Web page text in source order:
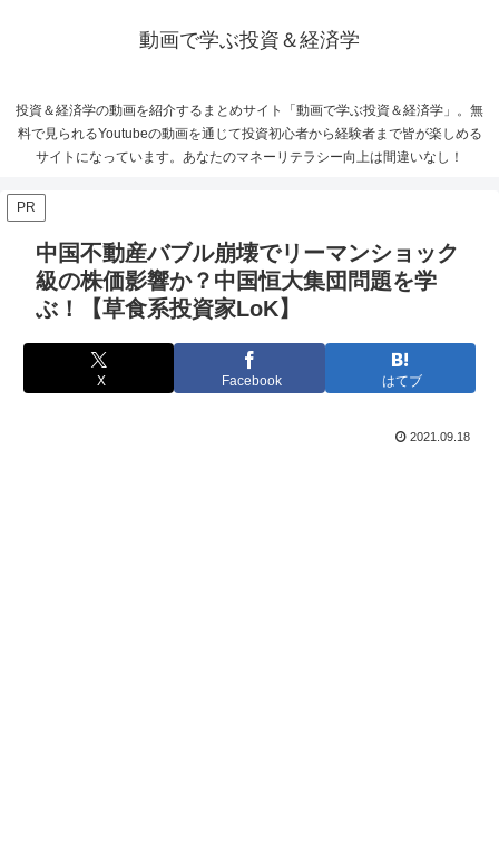
動画で学ぶ投資＆経済学
投資＆経済学の動画を紹介するまとめサイト「動画で学ぶ投資＆経済学」。無
料で見られるYoutubeの動画を通じて投資初心者から経験者まで皆が楽しめる
サイトになっています。あなたのマネーリテラシー向上は間違いなし！
PR
中国不動産バブル崩壊でリーマンショック
級の株価影響か？中国恒大集団問題を学
ぶ！【草食系投資家LoK】
X Facebook はてブ
2021.09.18